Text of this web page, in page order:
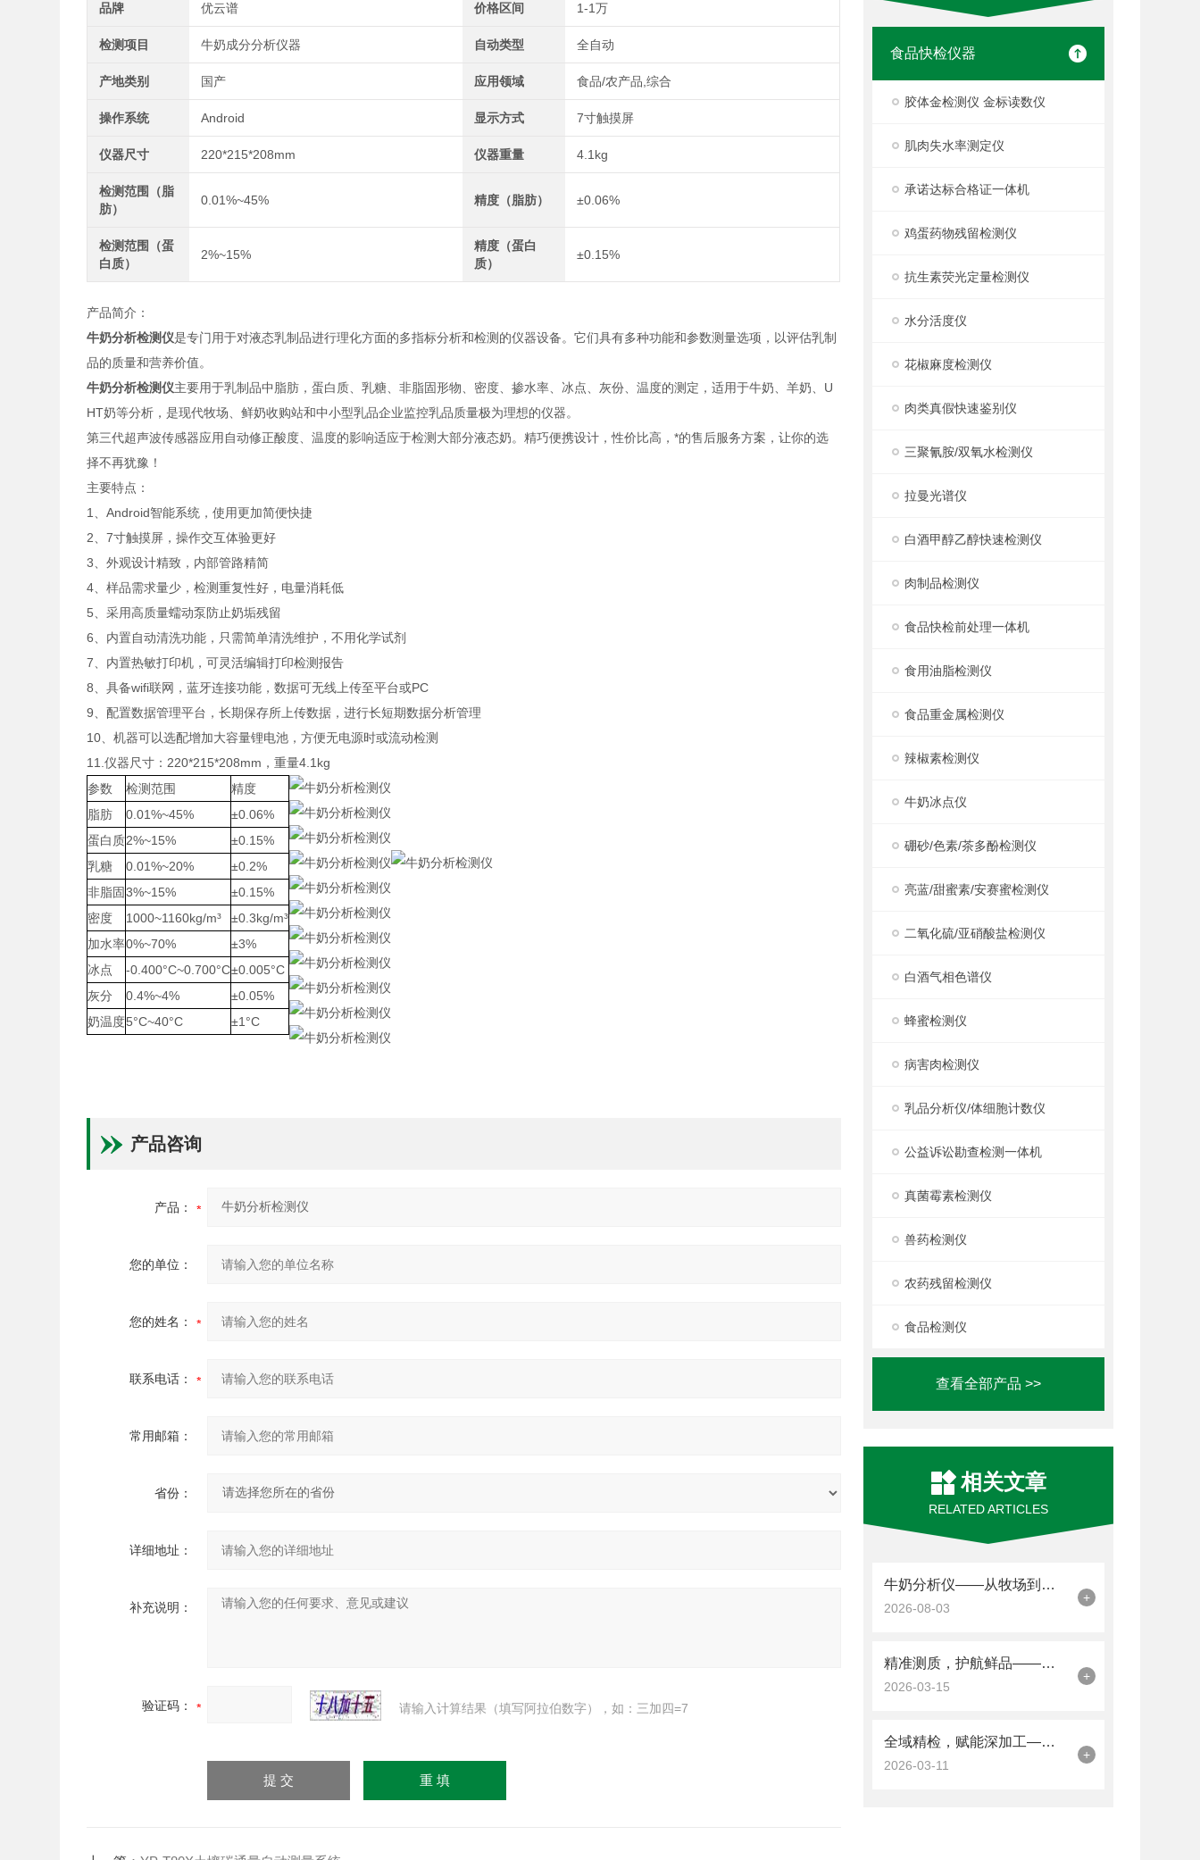
食品快检仪器
胶体金检测仪 金标读数仪
肌肉失水率测定仪
承诺达标合格证一体机
鸡蛋药物残留检测仪
抗生素荧光定量检测仪
水分活度仪
花椒麻度检测仪
肉类真假快速鉴别仪
三聚氰胺/双氧水检测仪
拉曼光谱仪
白酒甲醇乙醇快速检测仪
肉制品检测仪
食品快检前处理一体机
食用油脂检测仪
食品重金属检测仪
辣椒素检测仪
牛奶冰点仪
硼砂/色素/茶多酚检测仪
亮蓝/甜蜜素/安赛蜜检测仪
二氧化硫/亚硝酸盐检测仪
白酒气相色谱仪
蜂蜜检测仪
病害肉检测仪
乳品分析仪/体细胞计数仪
公益诉讼勘查检测一体机
真菌霉素检测仪
兽药检测仪
农药残留检测仪
食品检测仪
查看全部产品 >>
相关文章
RELATED ARTICLES
牛奶分析仪——从牧场到餐桌的“乳品多面守门人”
2026-08-03
+
精准测质，护航鲜品——牛奶分析仪多领域应用方案
2026-03-15
+
全域精检，赋能深加工——乳制品分析仪全行业应用指南
2026-03-11
+
品牌 优云谱 价格区间 1-1万
检测项目 牛奶成分分析仪器 自动类型 全自动
产地类别 国产 应用领域 食品/农产品,综合
操作系统 Android 显示方式 7寸触摸屏
仪器尺寸 220*215*208mm 仪器重量 4.1kg
检测范围（脂
肪）
0.01%~45% 精度（脂肪） ±0.06%
检测范围（蛋
白质）
2%~15%
精度（蛋白
质）
±0.15%
产品简介：
牛奶分析检测仪是专门用于对液态乳制品进行理化方面的多指标分析和检测的仪器设备。它们具有多种功能和参数测量选项，以评估乳制
品的质量和营养价值。
牛奶分析检测仪主要用于乳制品中脂肪，蛋白质、乳糖、非脂固形物、密度、掺水率、冰点、灰份、温度的测定，适用于牛奶、羊奶、U
HT奶等分析，是现代牧场、鲜奶收购站和中小型乳品企业监控乳品质量极为理想的仪器。
第三代超声波传感器应用自动修正酸度、温度的影响适应于检测大部分液态奶。精巧便携设计，性价比高，*的售后服务方案，让你的选
择不再犹豫！
主要特点：
1、Android智能系统，使用更加简便快捷
2、7寸触摸屏，操作交互体验更好
3、外观设计精致，内部管路精简
4、样品需求量少，检测重复性好，电量消耗低
5、采用高质量蠕动泵防止奶垢残留
6、内置自动清洗功能，只需简单清洗维护，不用化学试剂
7、内置热敏打印机，可灵活编辑打印检测报告
8、具备wifi联网，蓝牙连接功能，数据可无线上传至平台或PC
9、配置数据管理平台，长期保存所上传数据，进行长短期数据分析管理
10、机器可以选配增加大容量锂电池，方便无电源时或流动检测
11.仪器尺寸：220*215*208mm，重量4.1kg
参数
检测范围
精度
脂肪
0.01%~45%
±0.06%
蛋白质2%~15%
±0.15%
乳糖
0.01%~20%
±0.2%
非脂固 3%~15%
±0.15%
密度
1000~1160kg/m³
±0.3kg/m³
加水率0%~70%
±3%
冰点
-0.400°C~0.700°C±0.005°C
灰分
0.4%~4%
±0.05%
奶温度5°C~40°C ±1°C
产品咨询
产品：
您的单位：
您的姓名：
联系电话：
常用邮箱：
省份：
详细地址：
补充说明：
验证码： 请输入计算结果（填写阿拉伯数字），如：三加四=7